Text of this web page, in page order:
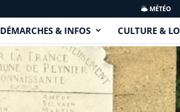
MÉTÉO
DÉMARCHES & INFOS CULTURE &